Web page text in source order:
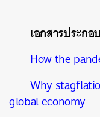
เอกสารประกอ
How the
Why
global economy